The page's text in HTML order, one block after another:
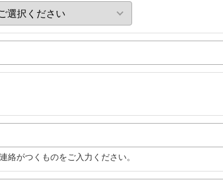
絡がつくものをご入力ください。